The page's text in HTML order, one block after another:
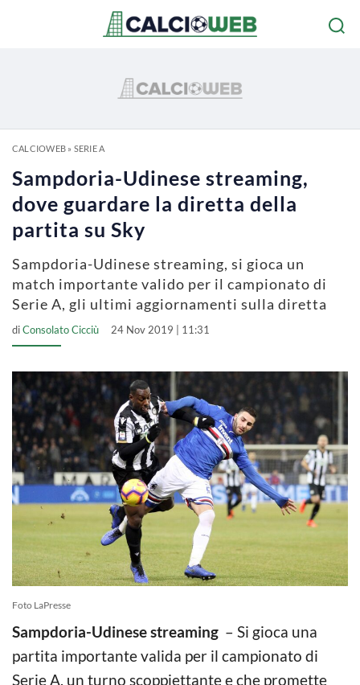
CALCIOWEB» SERIE A
Sampdoria-Udinese streaming,
dove guardare la diretta della
partita su Sky
Sampdoria-Udinese streaming, si gioca un
match importante valido per il campionato di
Serie A, gli ultimi aggiornamenti sulla diretta
diConsolato Cicciù 24 Nov 2019 | 11:31
Foto LaPresse
Sampdoria-Udinese streaming – Si gioca una
partita importante valida per il campionato di
Serie A, un turno scoppiettante e che promette